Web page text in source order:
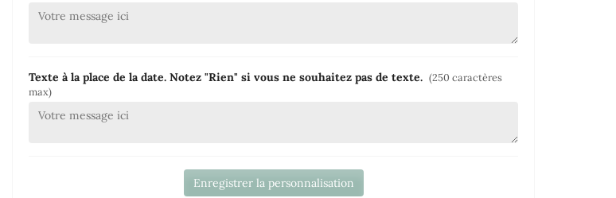
Texte à la place de la date. Notez "Rien" si vous ne souhaitez pas de texte. (250 caractères
max)
Enregistrer la personnalisation